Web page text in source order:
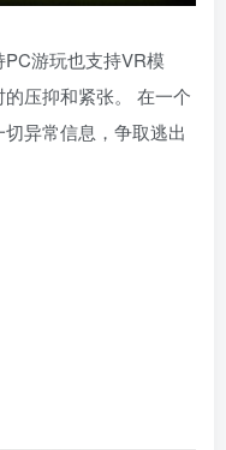
游玩也支持VR模
压抑和紧张。 在一个
异常信息，争取逃出